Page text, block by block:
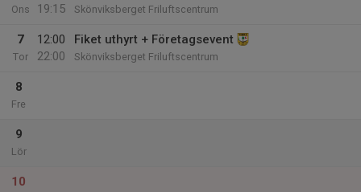
Ons
19:15
Skönviksberget Friluftscentrum
7
Tor
12:00
22:00
Fiket uthyrt + Företagsevent
Skönviksberget Friluftscentrum
8
Fre
9
Lör
10